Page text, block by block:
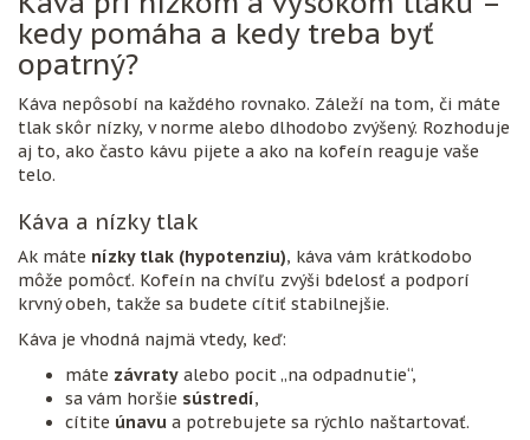
kedy pomáha a kedy treba byť
opatrný?
Káva nepôsobí na každého rovnako. Záleží na tom, či máte
tlak skôr nízky, v norme alebo dlhodobo zvýšený. Rozhoduje
aj to, ako často kávu pijete a ako na kofeín reaguje vaše
telo.
Káva a nízky tlak
Ak máte nízky tlak (hypotenziu), káva vám krátkodobo
môže pomôcť. Kofeín na chvíľu zvýši bdelosť a podporí
krvný obeh, takže sa budete cítiť stabilnejšie.
Káva je vhodná najmä vtedy, keď:
máte závraty alebo pocit „na odpadnutie“,
sa vám horšie sústredí,
cítite únavu a potrebujete sa rýchlo naštartovať.